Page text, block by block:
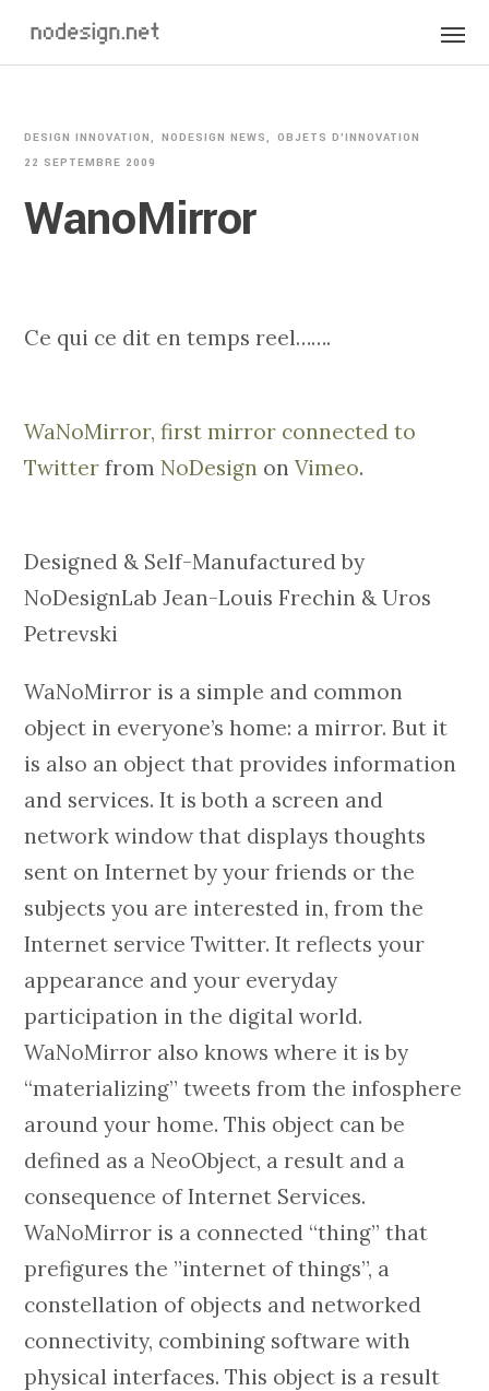
DESIGN INNOVATION NODESIGN NEWS
OBJETS D'INNOVATION
22 SEPTEMBRE 2009
WanoMirror
Ce qui ce dit en temps reel…….
WaNoMirror, first mirror connected to
Twitter fromNoDesign onVimeo.
Designed & Self-Manufactured by
NoDesignLab Jean-Louis Frechin & Uros
Petrevski
WaNoMirror is a simple and common
object in everyone’s home: a mirror. But it
is also an object that provides information
and services. It is both a screen and
network window that displays thoughts
sent on Internet by your friends or the
subjects you are interested in, from the
Internet service Twitter. It reflects your
appearance and your everyday
participation in the digital world.
WaNoMirror also knows where it is by
“materializing” tweets from the infosphere
around your home. This object can be
defined as a NeoObject, a result and a
consequence of Internet Services.
WaNoMirror is a connected “thing” that
prefigures the ”internet of things”, a
constellation of objects and networked
connectivity, combining software with
physical interfaces. This object is a result